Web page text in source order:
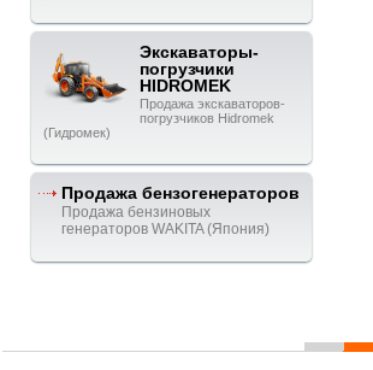
Экскаваторы-
погрузчики
HIDROMEK
Продажа экскаваторов-
погрузчиков Hidromek
(Гидромек)
Продажа бензогенераторов
Продажа бензиновых
генераторов WAKITA (Япония)